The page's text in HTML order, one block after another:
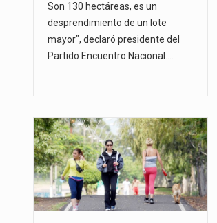
Son 130 hectáreas, es un
desprendimiento de un lote
mayor", declaró presidente del
Partido Encuentro Nacional.…